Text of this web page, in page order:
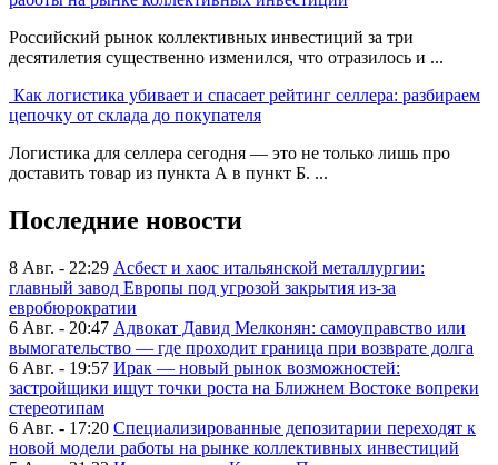
Российский рынок коллективных инвестиций за три
десятилетия существенно изменился, что отразилось и ...
Как логистика убивает и спасает рейтинг селлера: разбираем
цепочку от склада до покупателя
Логистика для селлера сегодня — это не только лишь про
доставить товар из пункта А в пункт Б. ...
Последние новости
8 Авг. - 22:29 Асбест и хаос итальянской металлургии:
главный завод Европы под угрозой закрытия из-за
евробюрократии
6 Авг. - 20:47 Адвокат Давид Мелконян: самоуправство или
вымогательство — где проходит граница при возврате долга
6 Авг. - 19:57 Ирак — новый рынок возможностей:
застройщики ищут точки роста на Ближнем Востоке вопреки
стереотипам
6 Авг. - 17:20 Специализированные депозитарии переходят к
новой модели работы на рынке коллективных инвестиций